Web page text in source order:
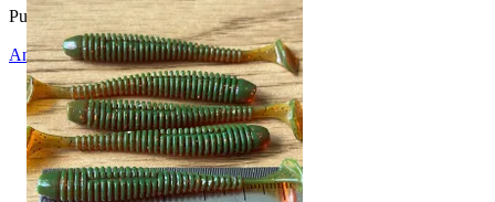
Publicerad 5 jun 11:26
Anmäl Sälj liknande